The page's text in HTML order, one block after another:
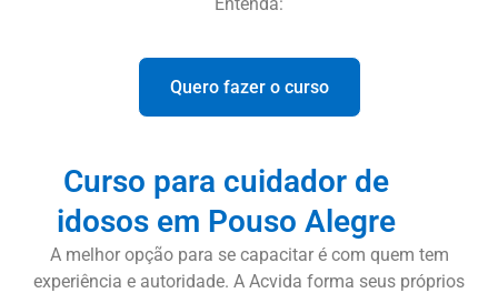
Quero fazer o curso
Curso para cuidador de
idosos em Pouso Alegre
A melhor opção para se capacitar é com quem tem
experiência e autoridade. A Acvida forma seus próprios